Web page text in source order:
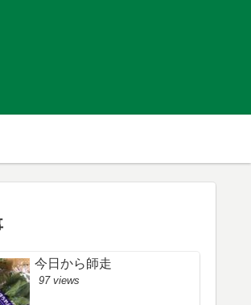
今日から師走
97 views